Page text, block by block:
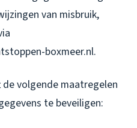
van misbruik,
boxmeer.nl.
volgende maatregelen
te beveiligen: